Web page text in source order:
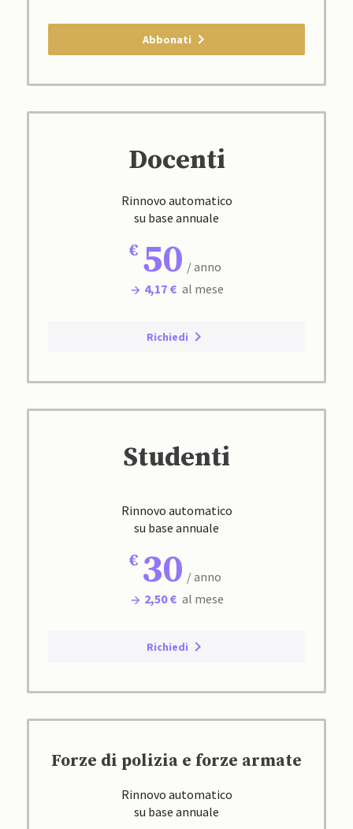
Abbonati
Docenti
Rinnovo automatico
su base annuale
50 / anno
4,17 € al mese
Richiedi
Studenti
Rinnovo automatico
su base annuale
30 / anno
2,50 € al mese
Richiedi
Forze di polizia e forze armate
Rinnovo automatico
su base annuale